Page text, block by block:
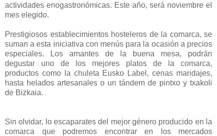
actividades enogastronómicas. Este año, será noviembre el
mes elegido.
Prestigiosos establecimientos hosteleros de la comarca, se
suman a esta iniciativa con menús para la ocasión a precios
especiales. Los amantes de la buena mesa, podrán
degustar uno de los mejores platos de la comarca,
productos como la chuleta Eusko Label, cenas maridajes,
hasta helados artesanales o un tándem de pintxo y txakoli
de Bizkaia.
Sin olvidar, lo escaparates del mejor género producido en la
comarca que podremos encontrar en los mercados